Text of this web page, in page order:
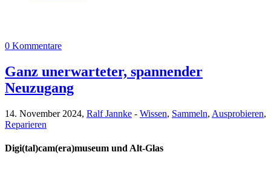
0 Kommentare
Ganz unerwarteter, spannender
Neuzugang
14. November 2024, Ralf Jannke - Wissen, Sammeln, Ausprobieren,
Reparieren
Digi(tal)cam(era)museum und Alt-Glas